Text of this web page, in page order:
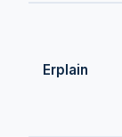
Erplain